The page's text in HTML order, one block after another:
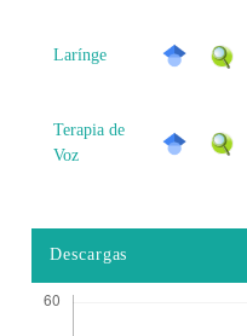
Larínge
Terapia de
Voz
Descargas